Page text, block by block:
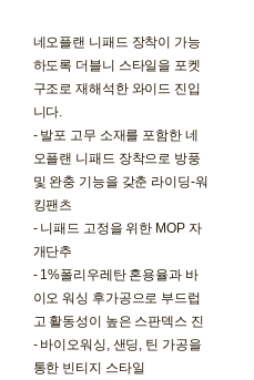
네오플랜 니패드 장착이 가능
하도록 더블니 스타일을 포켓
구조로 재해석한 와이드 진입
니다.
- 발포 고무 소재를 포함한 네
오플랜 니패드 장착으로 방풍
및 완충 기능을 갖춘 라이딩-워
킹팬츠
- 니패드 고정을 위한 MOP 자
개단추
- 1%폴리우레탄 혼용율과 바
이오 워싱 후가공으로 부드럽
고 활동성이 높은 스판덱스 진
- 바이오워싱, 샌딩, 틴 가공을
통한 빈티지 스타일